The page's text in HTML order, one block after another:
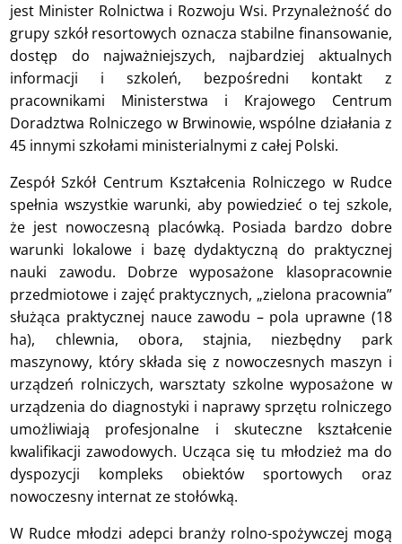
jest Minister Rolnictwa i Rozwoju Wsi. Przynależność do
grupy szkół resortowych oznacza stabilne finansowanie,
dostęp do najważniejszych, najbardziej aktualnych
informacji i szkoleń, bezpośredni kontakt z
pracownikami Ministerstwa i Krajowego Centrum
Doradztwa Rolniczego w Brwinowie, wspólne działania z
45 innymi szkołami ministerialnymi z całej Polski.
Zespół Szkół Centrum Kształcenia Rolniczego w Rudce
spełnia wszystkie warunki, aby powiedzieć o tej szkole,
że jest nowoczesną placówką. Posiada bardzo dobre
warunki lokalowe i bazę dydaktyczną do praktycznej
nauki zawodu. Dobrze wyposażone klasopracownie
przedmiotowe i zajęć praktycznych, „zielona pracownia”
służąca praktycznej nauce zawodu – pola uprawne (18
ha), chlewnia, obora, stajnia, niezbędny park
maszynowy, który składa się z nowoczesnych maszyn i
urządzeń rolniczych, warsztaty szkolne wyposażone w
urządzenia do diagnostyki i naprawy sprzętu rolniczego
umożliwiają profesjonalne i skuteczne kształcenie
kwalifikacji zawodowych. Ucząca się tu młodzież ma do
dyspozycji kompleks obiektów sportowych oraz
nowoczesny internat ze stołówką.
W Rudce młodzi adepci branży rolno-spożywczej mogą